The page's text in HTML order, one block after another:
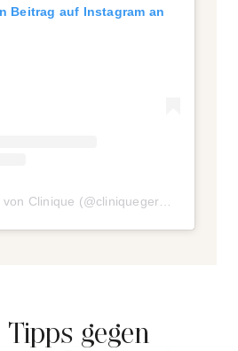
Beitrag auf Instagram an
gegen